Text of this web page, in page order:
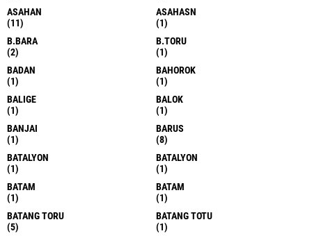
ASAHAN
(11)
ASAHASN
(1)
B.BARA
(2)
B.TORU
(1)
BADAN
(1)
BAHOROK
(1)
BALIGE
(1)
BALOK
(1)
BANJAI
(1)
BARUS
(8)
BATALYON
(1)
BATALYON
(1)
BATAM
(1)
BATAM
(1)
BATANG TORU
(5)
BATANG TOTU
(1)